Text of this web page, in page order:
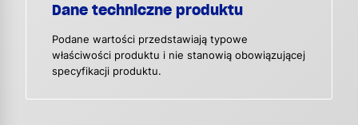
Dane techniczne produktu
Podane wartości przedstawiają typowe
właściwości produktu i nie stanowią obowiązującej
specyfikacji produktu.